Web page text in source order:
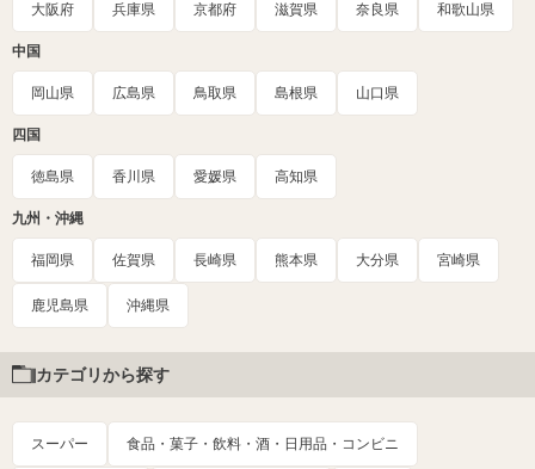
大阪府 兵庫県 京都府 滋賀県 奈良県 和歌山県
中国
岡山県 広島県 鳥取県 島根県 山口県
四国
徳島県 香川県 愛媛県 高知県
九州・沖縄
福岡県 佐賀県 長崎県 熊本県 大分県 宮崎県
鹿児島県 沖縄県
カテゴリから探す
スーパー 食品・菓子・飲料・酒・日用品・コンビニ